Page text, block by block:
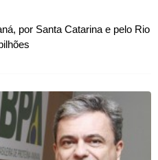
por Santa Catarina e pelo Rio